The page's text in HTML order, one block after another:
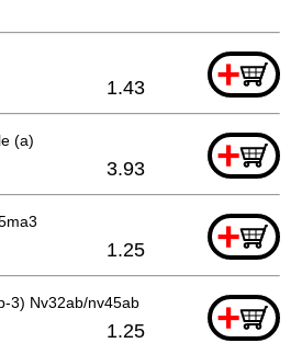
+
1.43
(a) +
3.93
+
1.25
3) Nv32ab/nv45ab +
1.25